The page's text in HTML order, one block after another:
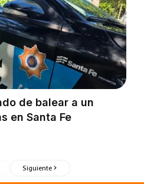
de balear a un
en Santa Fe
Siguiente